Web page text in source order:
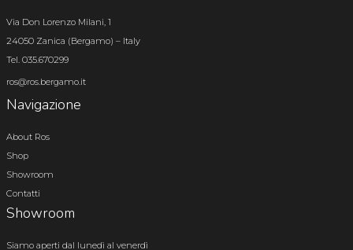
Via Don Lorenzo Milani, 1
24050 Zanica (Bergamo) – Italy
Tel. 035.670299
ros@ros.bergamo.it
Navigazione
About Ros
Shop
Showroom
Contatti
Showroom
Siamo aperti dal lunedì al venerdì